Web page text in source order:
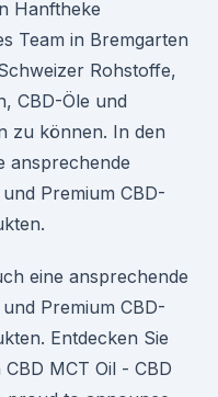
Hanftheke
Team in Bremgarten
Rohstoffe,
CBD-Öle und
zu können. In den
ansprechende
Premium CBD-
eine ansprechende
Premium CBD-
Entdecken Sie
MCT Oil - CBD